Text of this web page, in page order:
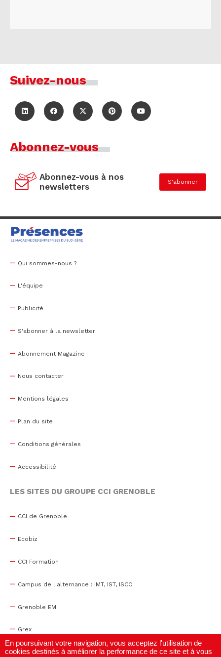
Suivez-nous
Abonnez-vous
Abonnez-vous à nos
newsletters
S'abonner
Qui sommes-nous ?
L'équipe
Publicité
S'abonner à la newsletter
Abonnement Magazine
Nous contacter
Mentions légales
Plan du site
Conditions générales
Accessibilité
LES SITES DU GROUPE CCI GRENOBLE
CCI de Grenoble
Ecobiz
CCI Formation
Campus de l'alternance : IMT, IST, ISCO
Grenoble EM
Grex
WTC Grenoble
En poursuivant votre navigation, vous acceptez l'utilisation de
cookies destinés à améliorer la performance de ce site et à vous